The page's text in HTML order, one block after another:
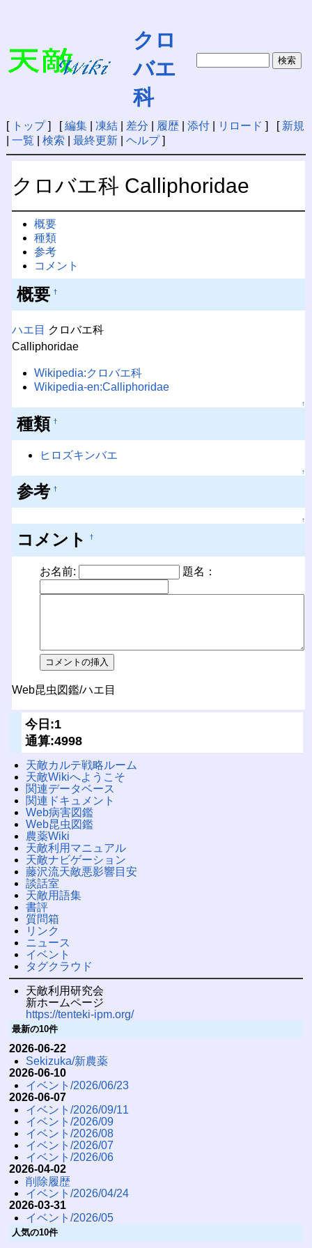
クロ
バエ
科
[ トップ] [編集| 凍結| 差分 履歴| 添付| リロード ] [ 新規
一覧 検索 最終更新| ヘルプ]
クロバエ科 Calliphoridae
概要
種類
参考
コメント
概要 †
ハエ目 クロバエ科
Calliphoridae
Wikipedia:クロバエ科
Wikipedia-en:Calliphoridae
↑
種類 †
ヒロズキンバエ
↑
参考 †
↑
コメント †
お名前: 題名：
Web昆虫図鑑/ハエ目
今日:1
通算:4998
天敵カルテ戦略ルーム
天敵Wikiへようこそ
関連データベース
関連ドキュメント
Web病害図鑑
Web昆虫図鑑
農薬Wiki
天敵利用マニュアル
天敵ナビゲーション
藤沢流天敵悪影響目安
談話室
天敵用語集
書評
質問箱
リンク
ニュース
イベント
タグクラウド
天敵利用研究会
新ホームページ
https://tenteki-ipm.org/
最新の10件
2026-06-22
Sekizuka/新農薬
2026-06-10
イベント/2026/06/23
2026-06-07
イベント/2026/09/11
イベント/2026/09
イベント/2026/08
イベント/2026/07
イベント/2026/06
2026-04-02
削除履歴
イベント/2026/04/24
2026-03-31
イベント/2026/05
人気の10件